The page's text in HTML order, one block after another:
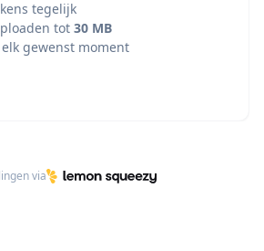
tegelijk
tot 30 MB
gewenst moment
via